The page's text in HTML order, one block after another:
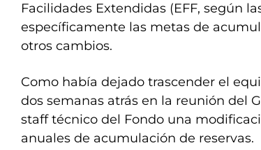
Facilidades Extendidas (EFF, según
específicamente las metas de
otros cambios.
Como había dejado trascender el
dos semanas atrás en la reunión del
staff técnico del Fondo una
anuales de acumulación de reservas.